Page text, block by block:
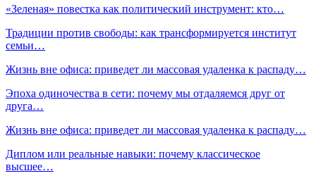
«Зеленая» повестка как политический инструмент: кто…
Традиции против свободы: как трансформируется институт
семьи…
Жизнь вне офиса: приведет ли массовая удаленка к распаду…
Эпоха одиночества в сети: почему мы отдаляемся друг от
друга…
Жизнь вне офиса: приведет ли массовая удаленка к распаду…
Диплом или реальные навыки: почему классическое
высшее…